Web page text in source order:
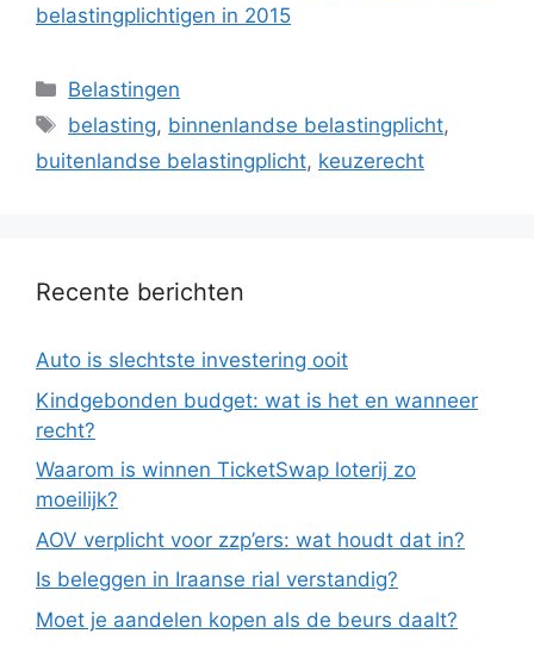
belastingplichtigen in 2015
Categorieën
Belastingen
Tags
belasting, binnenlandse belastingplicht,
buitenlandse belastingplicht, keuzerecht
Recente berichten
Auto is slechtste investering ooit
Kindgebonden budget: wat is het en wanneer
recht?
Waarom is winnen TicketSwap loterij zo
moeilijk?
AOV verplicht voor zzp’ers: wat houdt dat in?
Is beleggen in Iraanse rial verstandig?
Moet je aandelen kopen als de beurs daalt?